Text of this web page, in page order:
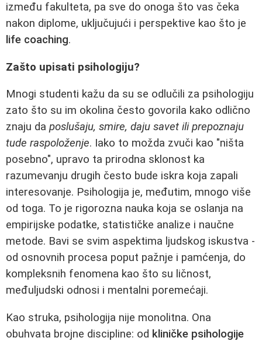
između fakulteta, pa sve do onoga što vas čeka
nakon diplome, uključujući i perspektive kao što je
life coaching.
Zašto upisati psihologiju?
Mnogi studenti kažu da su se odlučili za psihologiju
zato što su im okolina često govorila kako odlično
znaju da poslušaju, smire, daju savet ili prepoznaju
tude raspoloženje. Iako to možda zvuči kao "ništa
posebno", upravo ta prirodna sklonost ka
razumevanju drugih često bude iskra koja zapali
interesovanje. Psihologija je, međutim, mnogo više
od toga. To je rigorozna nauka koja se oslanja na
empirijske podatke, statističke analize i naučne
metode. Bavi se svim aspektima ljudskog iskustva -
od osnovnih procesa poput pažnje i pamćenja, do
kompleksnih fenomena kao što su ličnost,
međuljudski odnosi i mentalni poremećaji.
Kao struka, psihologija nije monolitna. Ona
obuhvata brojne discipline: od kliničke psihologije